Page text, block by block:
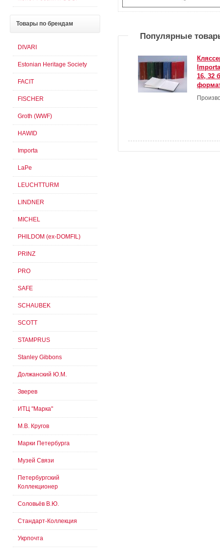
Популярные
16, 32
Товары по брендам
DIVARI
Estonian Heritage Society
FACIT
FISCHER
Groth (WWF)
HAWID
Importa
LaPe
LEUCHTTURM
LINDNER
MICHEL
PHILDOM (ex-DOMFIL)
PRINZ
PRO
SAFE
SCHAUBEK
SCOTT
STAMPRUS
Stanley Gibbons
Должанский Ю.М.
Зверев
ИТЦ "Марка"
М.В. Кругов
Марки Петербурга
Музей Связи
Петербургский
Коллекционер
Соловьёв В.Ю.
Стандарт-Коллекция
Укрпочта